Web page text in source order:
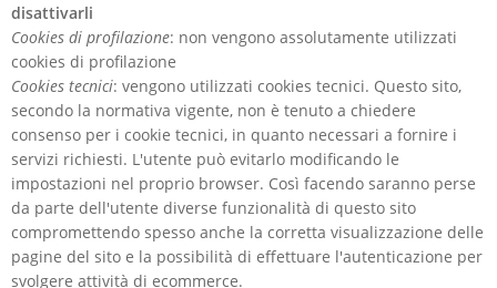
disattivarli
Cookies di profilazione: non vengono assolutamente utilizzati
cookies di profilazione
Cookies tecnici: vengono utilizzati cookies tecnici. Questo sito,
secondo la normativa vigente, non è tenuto a chiedere
consenso per i cookie tecnici, in quanto necessari a fornire i
servizi richiesti. L'utente può evitarlo modificando le
impostazioni nel proprio browser. Così facendo saranno perse
da parte dell'utente diverse funzionalità di questo sito
compromettendo spesso anche la corretta visualizzazione delle
pagine del sito e la possibilità di effettuare l'autenticazione per
svolgere attività di ecommerce.